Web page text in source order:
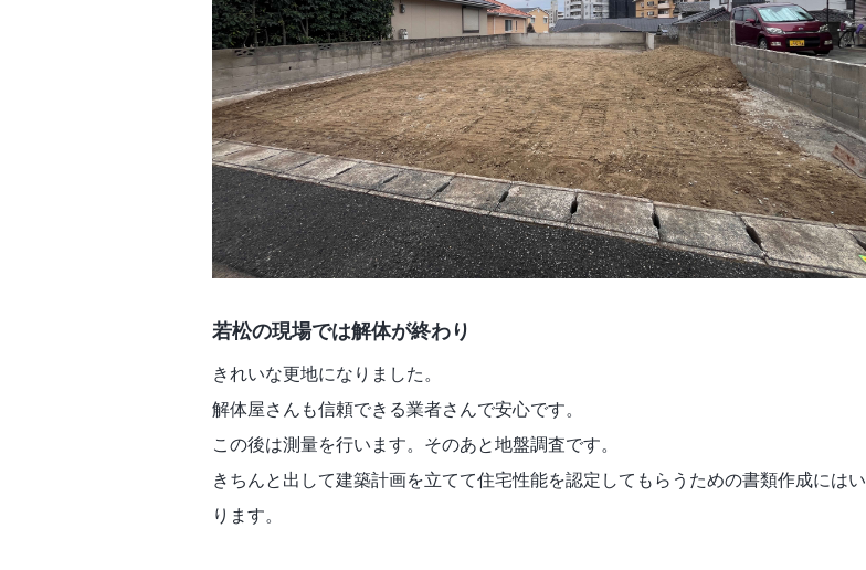
若松の現場では解体が終わり
きれいな更地になりました。
解体屋さんも信頼できる業者さんで安心です。
この後は測量を行います。そのあと地盤調査です。
きちんと出して建築計画を立てて住宅性能を認定してもらうための書類作成にはい
ります。